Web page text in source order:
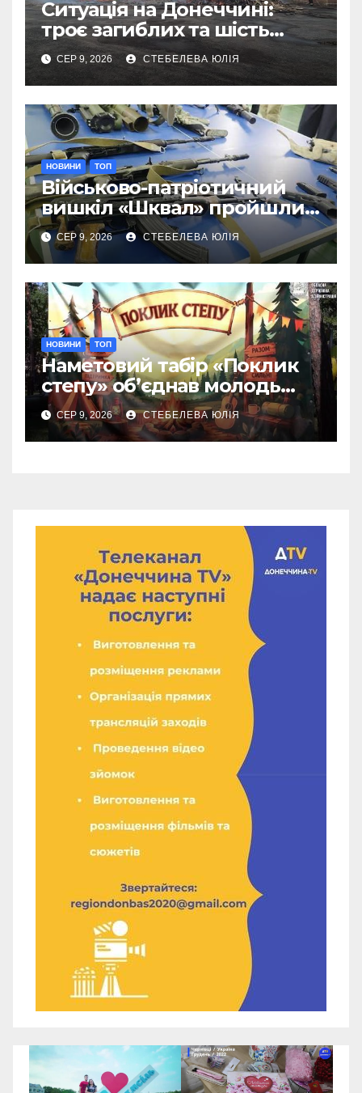
Ситуація на Донеччині:
троє загиблих та шість
поранених за добу
СЕР 9, 2026 СТЕБЕЛЕВА ЮЛІЯ
НОВИНИ ТОП
Військово-патріотичний
вишкіл «Шквал» пройшли
80 представників молоді
Донеччини
СЕР 9, 2026 СТЕБЕЛЕВА ЮЛІЯ
НОВИНИ ТОП
Наметовий табір «Поклик
степу» об’єднав молодь
Донеччини
СЕР 9, 2026 СТЕБЕЛЕВА ЮЛІЯ